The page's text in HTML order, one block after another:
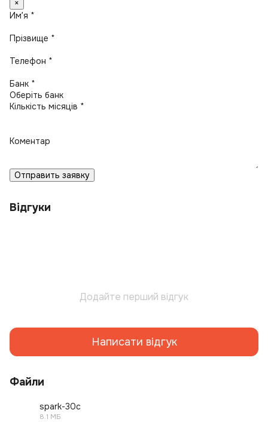
×
Имʼя *
Прізвище *
Телефон *
Банк *
Кількість місяців *
Коментар
Отправить заявку
Відгуки
Додайте перший відгук
Написати відгук
Файли
spark-30c
8.1 МБ